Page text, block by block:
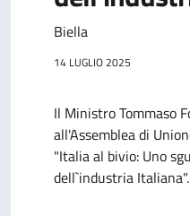
Biella
14 LUGLIO 2025
Il Ministro Tommaso
all'Assemblea di
"Italia al bivio: Uno
dell`industria Italiana".